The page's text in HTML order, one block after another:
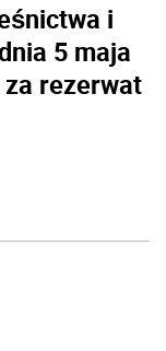
i
5 maja
rezerwat